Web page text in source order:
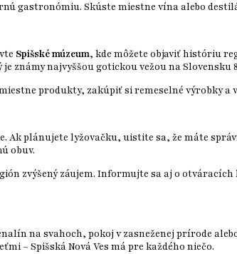
gastronómiu. Skúste miestne vína alebo
Spišské múzeum, kde môžete objaviť históriu
známy najvyššou gotickou vežou na Slovensku
produkty, zakúpiť si remeselné výrobky
plánujete lyžovačku, uistite sa, že máte
obuv.
zvýšený záujem. Informujte sa aj o
na svahoch, pokoj v zasneženej prírode
– Spišská Nová Ves má pre každého niečo.